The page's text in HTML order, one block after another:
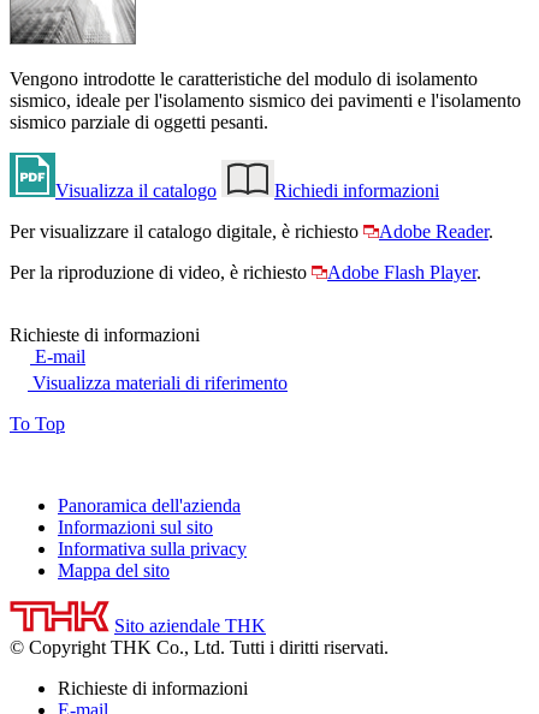
Vengono introdotte le caratteristiche del modulo di isolamento
sismico, ideale per l'isolamento sismico dei pavimenti e l'isolamento
sismico parziale di oggetti pesanti.
Visualizza il catalogo
Richiedi informazioni
Per visualizzare il catalogo digitale, è richiesto
Adobe Reader.
Per la riproduzione di video, è richiesto
Adobe Flash Player.
Richieste di informazioni
E-mail
Visualizza materiali di riferimento
To Top
Panoramica dell'azienda
Informazioni sul sito
Informativa sulla privacy
Mappa del sito
Sito aziendale THK
© Copyright THK Co., Ltd. Tutti i diritti riservati.
Richieste di informazioni
E-mail